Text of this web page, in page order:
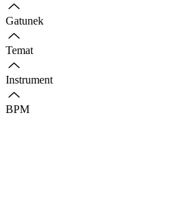
Gatunek
Temat
Instrument
BPM